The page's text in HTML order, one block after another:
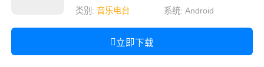
类别: 音乐电台 系统:Android
立即下载